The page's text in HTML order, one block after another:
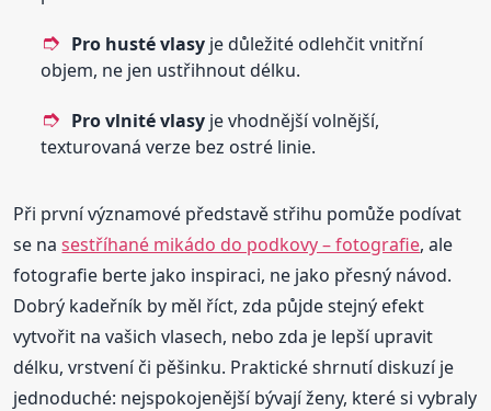
Pro husté vlasy je důležité odlehčit vnitřní
objem, ne jen ustřihnout délku.
Pro vlnité vlasy je vhodnější volnější,
texturovaná verze bez ostré linie.
Při první významové představě střihu pomůže podívat
se nasestříhané mikádo do podkovy – fotografie, ale
fotografie berte jako inspiraci, ne jako přesný návod.
Dobrý kadeřník by měl říct, zda půjde stejný efekt
vytvořit na vašich vlasech, nebo zda je lepší upravit
délku, vrstvení či pěšinku. Praktické shrnutí diskuzí je
jednoduché: nejspokojenější bývají ženy, které si vybraly